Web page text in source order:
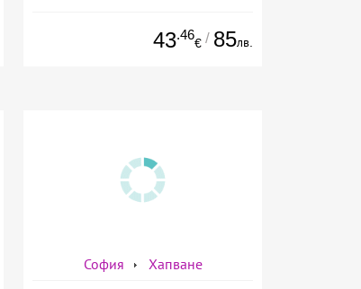
43.46
€ / 85лв.
София Хапване